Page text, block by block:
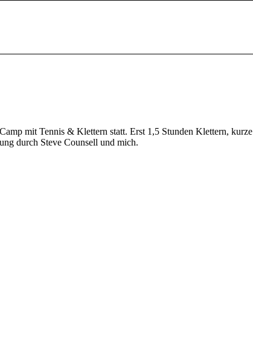
mit Tennis & Klettern statt. Erst 1,5 Stunden Klettern, kurze
durch Steve Counsell und mich.